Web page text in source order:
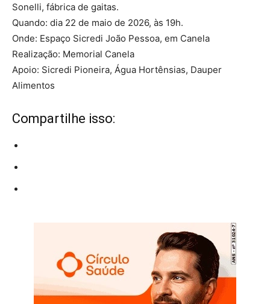
Sonelli, fábrica de gaitas.
Quando: dia 22 de maio de 2026, às 19h.
Onde: Espaço Sicredi João Pessoa, em Canela
Realização: Memorial Canela
Apoio: Sicredi Pioneira, Água Hortênsias, Dauper
Alimentos
Compartilhe isso: